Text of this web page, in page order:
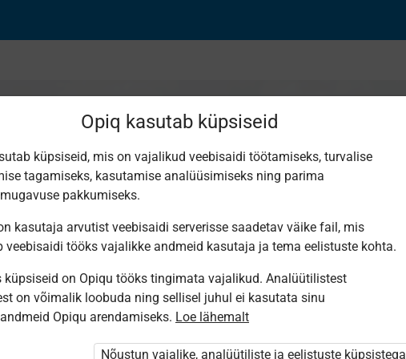
maal
ole Opiqusse sisse logitud.
paketi „Erakasutaja 2024/25”
Opiq kasutab küpsiseid
küpsiseid, mis on vajalikud veebisaidi töötamiseks, turvalise
tagamiseks, kasutamise analüüsimiseks ning parima
pakkumiseks.
kasutaja arvutist veebisaidi serverisse saadetav väike fail, mis
veebisaidi tööks vajalikke andmeid kasutaja ja tema eelistuste kohta.
küpsiseid on Opiqu tööks tingimata vajalikud. Analüütilistest
on võimalik loobuda ning sellisel juhul ei kasutata sinu
Opiqu arendamiseks. Loe lähemalt
Nõustun vajalike, analüütiliste ja eelistuste küpsistega